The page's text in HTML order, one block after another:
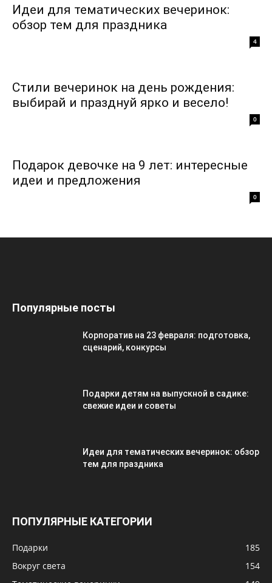
Идеи для тематических вечеринок:
обзор тем для праздника
4
Стили вечеринок на день рождения:
выбирай и празднуй ярко и весело!
0
Подарок девочке на 9 лет: интересные
идеи и предложения
0
Популярные посты
Корпоратив на 23 февраля: подготовка,
сценарий, конкурсы
Подарки детям на выпускной в садике:
свежие идеи и советы
Идеи для тематических вечеринок: обзор
тем для праздника
ПОПУЛЯРНЫЕ КАТЕГОРИИ
Подарки
185
Вокруг света
154